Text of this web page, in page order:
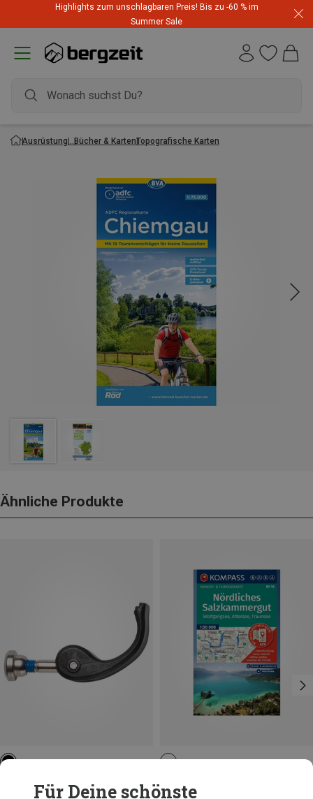
Highlights zum unschlagbaren Preis! Bis zu -60 % im
Summer Sale
Ausrüstung Bücher & KartenTopografische Karten
Ähnliche Produkte
Kompass Verlag
Für Deine schönste